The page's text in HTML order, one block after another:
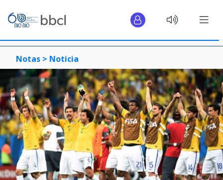
Notas > Noticia